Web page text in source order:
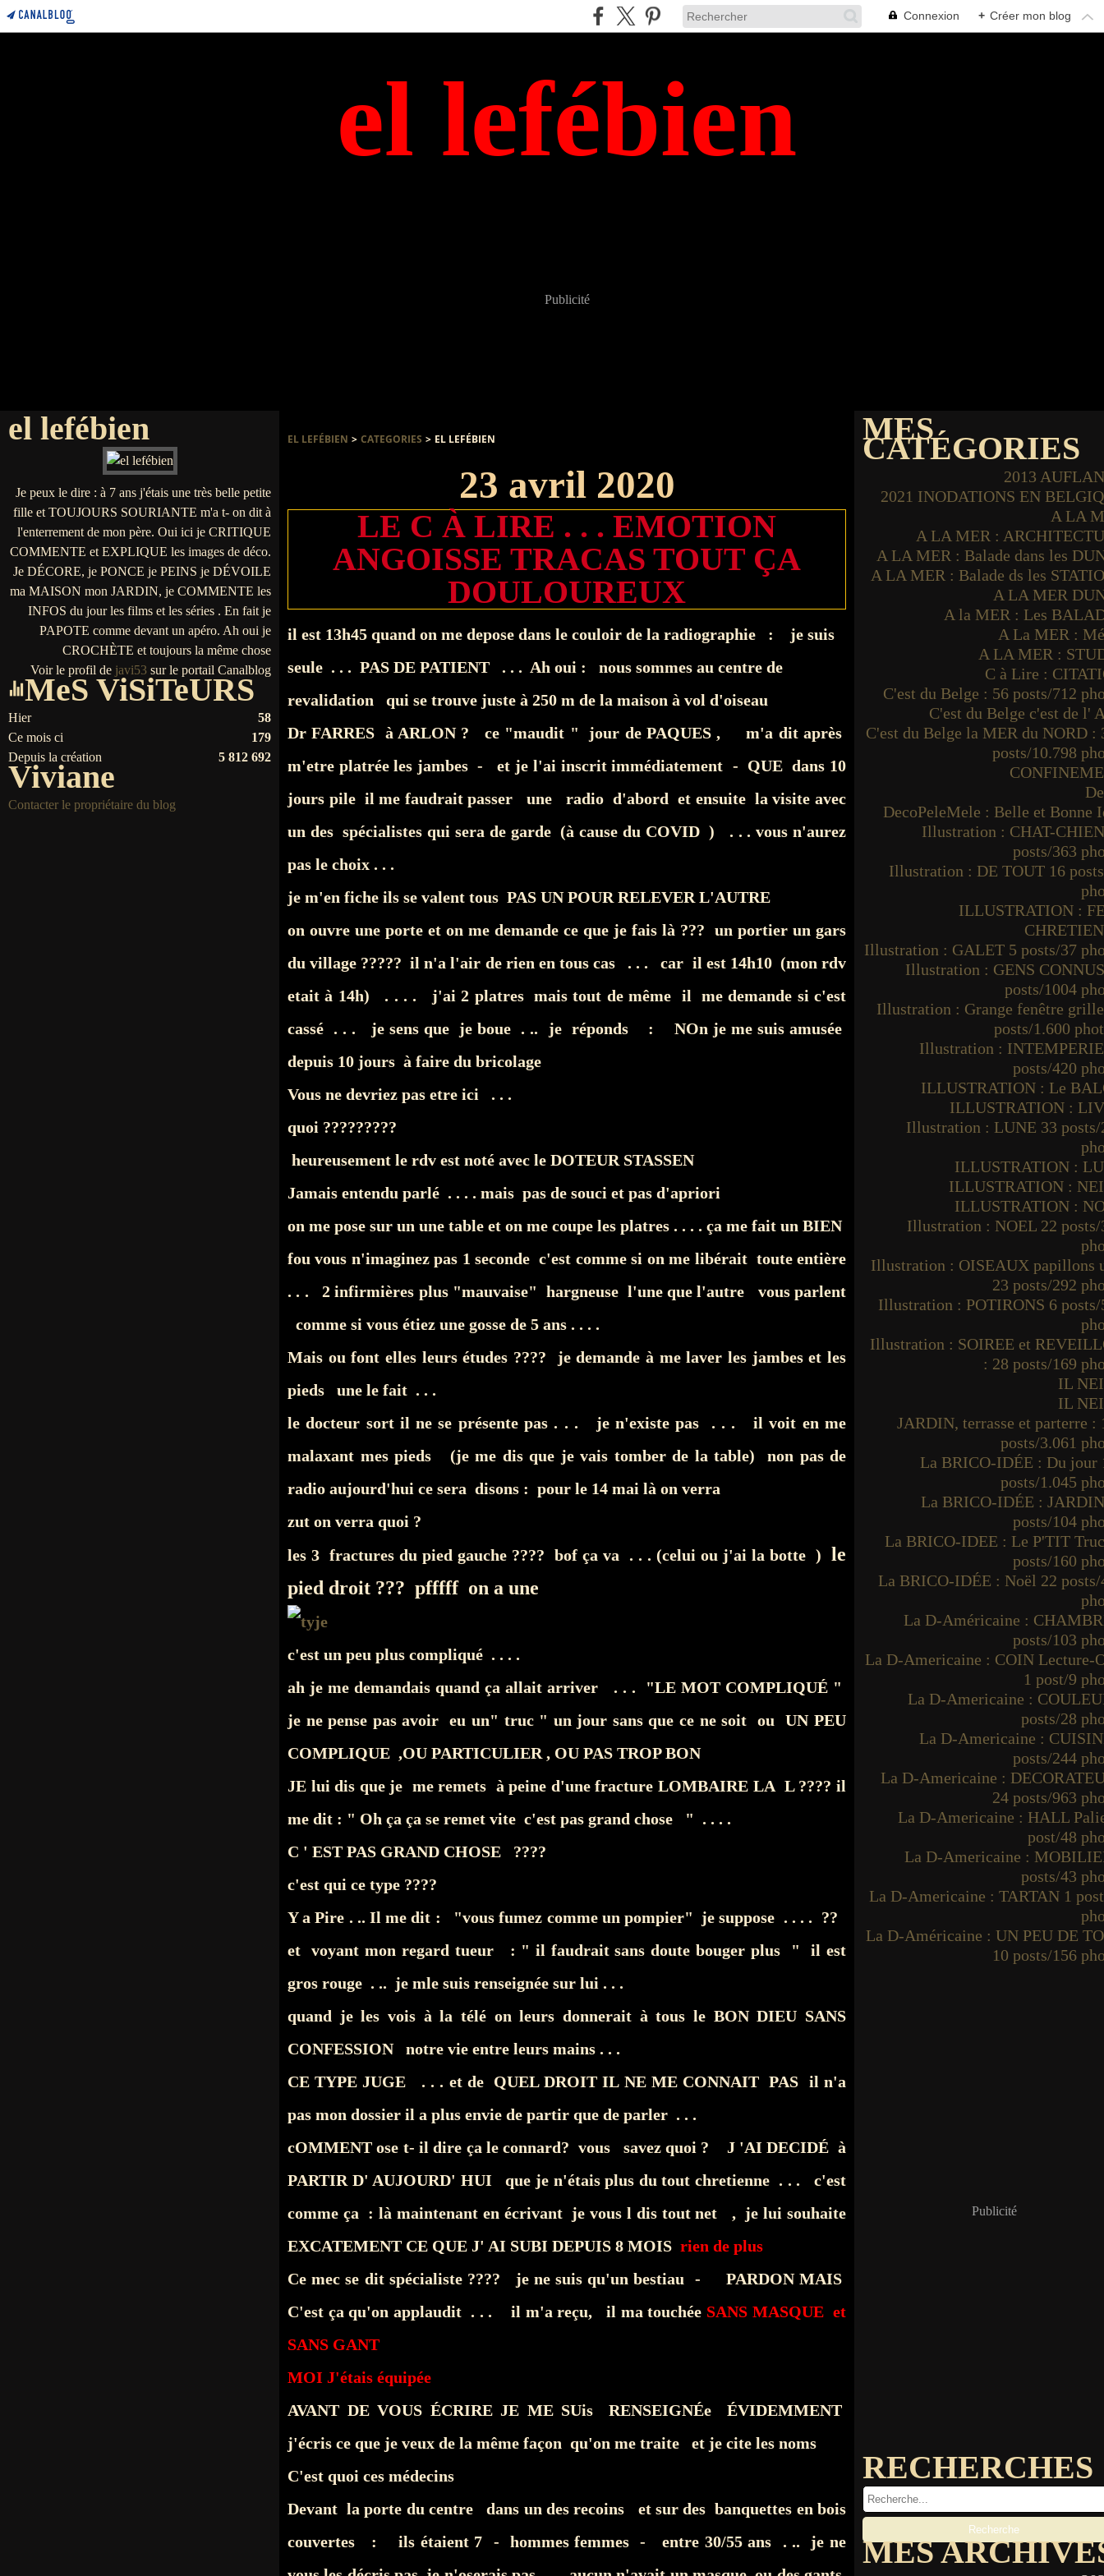
Connexion + Créer mon blog
el lefébien
Publicité
el lefébien
Je peux le dire : à 7 ans j'étais une très belle petite
fille et TOUJOURS SOURIANTE m'a t- on dit à
l'enterrement de mon père. Oui ici je CRITIQUE
COMMENTE et EXPLIQUE les images de déco.
Je DÉCORE, je PONCE je PEINS je DÉVOILE
ma MAISON mon JARDIN, je COMMENTE les
INFOS du jour les films et les séries . En fait je
PAPOTE comme devant un apéro. Ah oui je
CROCHÈTE et toujours la même chose
Voir le profil de javi53 sur le portail Canalblog
MeS ViSiTeURS
Hier
58
Ce mois ci
179
Depuis la création
5 812 692
Viviane
Contacter le propriétaire du blog
EL LEFÉBIEN > CATEGORIES > EL LEFÉBIEN
23 avril 2020
LE C À LIRE . . . EMOTION
ANGOISSE TRACAS TOUT ÇA
DOULOUREUX
il est 13h45 quand on me depose dans le couloir de la radiographie : je suis
seule . . . PAS DE PATIENT . . . Ah oui : nous sommes au centre de
revalidation qui se trouve juste à 250 m de la maison à vol d'oiseau
Dr FARRES à ARLON ? ce "maudit " jour de PAQUES , m'a dit après
m'etre platrée les jambes - et je l'ai inscrit immédiatement - QUE dans 10
jours pile il me faudrait passer une radio d'abord et ensuite la visite avec
un des spécialistes qui sera de garde (à cause du COVID ) . . . vous n'aurez
pas le choix . . .
je m'en fiche ils se valent tous PAS UN POUR RELEVER L'AUTRE
on ouvre une porte et on me demande ce que je fais là ??? un portier un gars
du village ????? il n'a l'air de rien en tous cas . . . car il est 14h10 (mon rdv
etait à 14h) . . . . j'ai 2 platres mais tout de même il me demande si c'est
cassé . . . je sens que je boue . .. je réponds : NOn je me suis amusée
depuis 10 jours à faire du bricolage
Vous ne devriez pas etre ici . . .
quoi ?????????
heureusement le rdv est noté avec le DOTEUR STASSEN
Jamais entendu parlé . . . . mais pas de souci et pas d'apriori
on me pose sur un une table et on me coupe les platres . . . . ça me fait un BIEN
fou vous n'imaginez pas 1 seconde c'est comme si on me libérait toute entière
. . . 2 infirmières plus "mauvaise" hargneuse l'une que l'autre vous parlent
comme si vous étiez une gosse de 5 ans . . . .
Mais ou font elles leurs études ???? je demande à me laver les jambes et les
pieds une le fait . . .
le docteur sort il ne se présente pas . . . je n'existe pas . . . il voit en me
malaxant mes pieds (je me dis que je vais tomber de la table) non pas de
radio aujourd'hui ce sera disons : pour le 14 mai là on verra
zut on verra quoi ?
les 3 fractures du pied gauche ???? bof ça va . . . (celui ou j'ai la botte ) le
pied droit ??? pfffff on a une
c'est un peu plus compliqué . . . .
ah je me demandais quand ça allait arriver . . . "LE MOT COMPLIQUÉ "
je ne pense pas avoir eu un" truc " un jour sans que ce ne soit ou UN PEU
COMPLIQUE ,OU PARTICULIER , OU PAS TROP BON
JE lui dis que je me remets à peine d'une fracture LOMBAIRE LA L ???? il
me dit : " Oh ça ça se remet vite c'est pas grand chose " . . . .
C ' EST PAS GRAND CHOSE ????
c'est qui ce type ????
Y a Pire . .. Il me dit : "vous fumez comme un pompier" je suppose . . . . ??
et voyant mon regard tueur : " il faudrait sans doute bouger plus " il est
gros rouge . .. je mle suis renseignée sur lui . . .
quand je les vois à la télé on leurs donnerait à tous le BON DIEU SANS
CONFESSION notre vie entre leurs mains . . .
CE TYPE JUGE . . . et de QUEL DROIT IL NE ME CONNAIT PAS il n'a
pas mon dossier il a plus envie de partir que de parler . . .
cOMMENT ose t- il dire ça le connard? vous savez quoi ? J 'AI DECIDÉ à
PARTIR D' AUJOURD' HUI que je n'étais plus du tout chretienne . . . c'est
comme ça : là maintenant en écrivant je vous l dis tout net , je lui souhaite
EXCATEMENT CE QUE J' AI SUBI DEPUIS 8 MOIS rien de plus
Ce mec se dit spécialiste ???? je ne suis qu'un bestiau - PARDON MAIS
C'est ça qu'on applaudit . . . il m'a reçu, il ma touchée SANS MASQUE et
SANS GANT
MOI J'étais équipée
AVANT DE VOUS ÉCRIRE JE ME SUis RENSEIGNÉe ÉVIDEMMENT
j'écris ce que je veux de la même façon qu'on me traite et je cite les noms
C'est quoi ces médecins
Devant la porte du centre dans un des recoins et sur des banquettes en bois
couvertes : ils étaient 7 - hommes femmes - entre 30/55 ans . .. je ne
MES
CATÉGORIES
2013
2021 INODATIONS EN
A LA
A LA MER :
A LA MER : Balade dans les
A LA MER : Balade ds les
A LA MER
A la MER : Les
A La MER :
A LA MER :
C à Lire :
C'est du Belge : 56 posts/712
C'est du Belge c'est de l'
C'est du Belge la MER du NORD :
posts/10.798
DecoPeleMele : Belle et Bonne
Illustration : CHAT-
posts/363
Illustration : DE TOUT 16
ILLUSTRATION :
Illustration : GALET 5 posts/37
Illustration : GENS
posts/1004
Illustration : Grange fenêtre
posts/1.600
Illustration :
posts/420
ILLUSTRATION : Le
ILLUSTRATION :
Illustration : LUNE 33 posts/
ILLUSTRATION :
ILLUSTRATION :
ILLUSTRATION :
Illustration : NOEL 22 posts/
Illustration : OISEAUX papillons
23 posts/292
Illustration : POTIRONS 6 posts/
Illustration : SOIREE et
: 28 posts/169
IL
IL
JARDIN, terrasse et parterre :
posts/3.061
La BRICO-IDÉE : Du jour
posts/1.045
La BRICO-IDÉE :
posts/104
La BRICO-IDEE : Le P'TIT
posts/160
La BRICO-IDÉE : Noël 22 posts/
La D-Américaine :
posts/103
La D-Americaine : COIN Lecture-
1 post/9
La D-Americaine :
posts/28
La D-Americaine :
posts/244
La D-Americaine :
24 posts/963
La D-Americaine : HALL
post/48
La D-Americaine :
posts/43
La D-Americaine : TARTAN 1
La D-Américaine : UN PEU DE
10 posts/156
Publicité
RECHERCHES
MES